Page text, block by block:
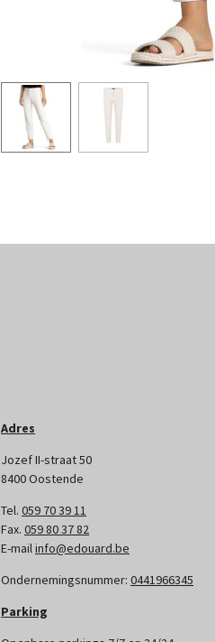
Adres
Jozef II-straat 50
8400 Oostende
Tel. 059 70 39 11
Fax. 059 80 37 82
E-mailinfo@edouard.be
Ondernemingsnummer: 0441966345
Parking